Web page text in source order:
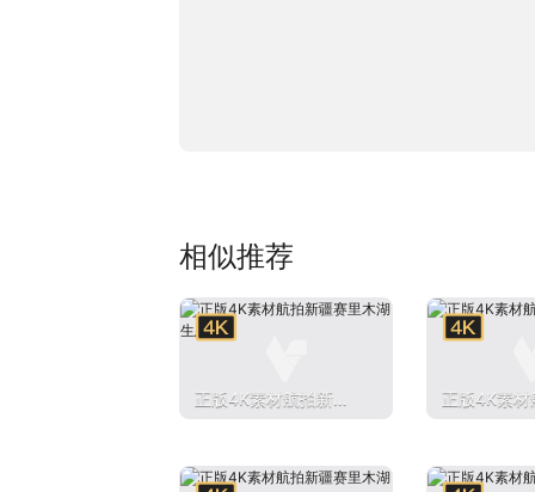
相似推荐
正版4K素材航拍新疆
正版4K素材